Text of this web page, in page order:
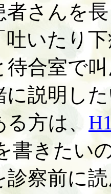
者さんを
吐いたり
待合室で
に説明し
方は、
書きたい
診察前に